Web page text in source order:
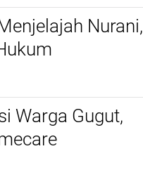
Nurani,
Warga Gugut,